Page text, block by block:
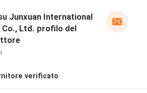
Junxuan International
Co., Ltd. profilo del
verificato